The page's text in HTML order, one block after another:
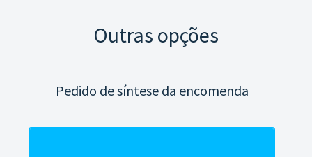
Outras opções
Pedido de síntese da encomenda